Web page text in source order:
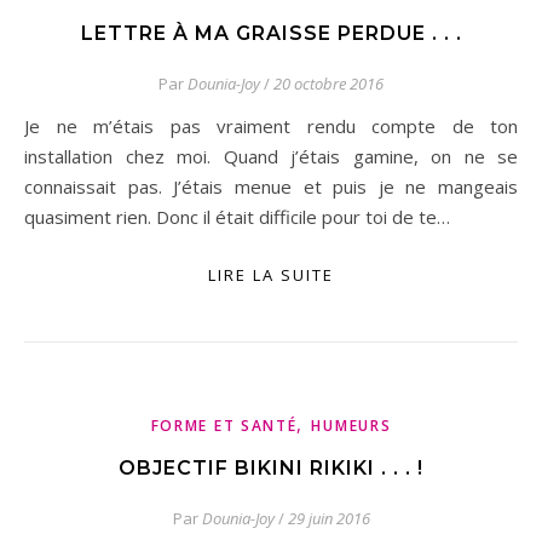
LETTRE À MA GRAISSE PERDUE . . .
ParDounia-Joy/20 octobre 2016
Je ne m’étais pas vraiment rendu compte de ton
installation chez moi. Quand j’étais gamine, on ne se
connaissait pas. J’étais menue et puis je ne mangeais
quasiment rien. Donc il était difficile pour toi de te…
LIRE LA SUITE
FORME ET SANTÉ,HUMEURS
OBJECTIF BIKINI RIKIKI . . . !
ParDounia-Joy/29 juin 2016